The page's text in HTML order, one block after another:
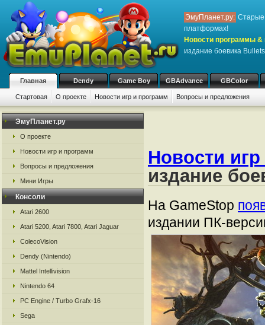
ЭмуПланет.ру: Старые
платформах!
Новости программы &
издание боевика
Главная Dendy Game Boy GBAdvance GBColor
Стартовая О проекте Новости игр и программ Вопросы и предложения
ЭмуПланет.ру
О проекте
Новости игр и программ
Вопросы и предложения
Мини Игры
Консоли
Atari 2600
Atari 5200, Atari 7800, Atari Jaguar
ColecoVision
Dendy (Nintendo)
Mattel Intellivision
Nintendo 64
PC Engine / Turbo Grafx-16
Sega
Новости
издание
На GameStop
издании ПК-